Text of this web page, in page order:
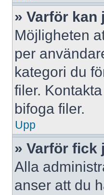
» Varför kan
Möjligheten
per
kategori du
filer.
bifoga filer.
Upp
» Varför fick
Alla
anser att du